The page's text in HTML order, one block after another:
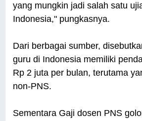
yang mungkin jadi salah satu
Indonesia," pungkasnya.
Dari berbagai sumber,
guru di Indonesia memiliki
Rp 2 juta per bulan, terutama
non-PNS.
Sementara Gaji dosen PNS